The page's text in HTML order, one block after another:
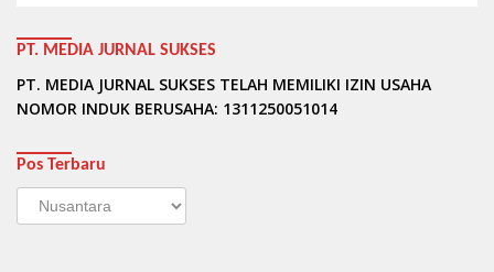
PT. MEDIA JURNAL SUKSES
PT. MEDIA JURNAL SUKSES TELAH MEMILIKI IZIN USAHA
NOMOR INDUK BERUSAHA: 1311250051014
Pos Terbaru
Pos
Terbaru